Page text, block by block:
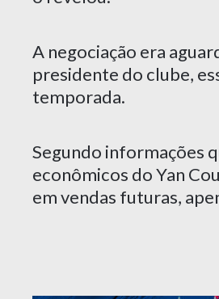
A negociação era
presidente do clube,
temporada.
Segundo informações
econômicos do Yan
em vendas futuras,